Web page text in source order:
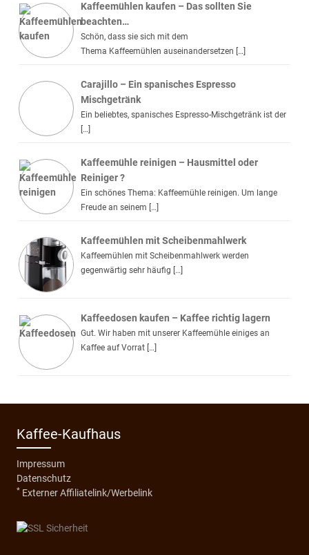
Kaffeemühlen kaufen – Das sollten Sie
beachten…
Schön, dass sie sich mit dem
Thema Kaffeemühlen auseinandersetzen […]
Carajillo – Ein spanisches Espresso
Mischgetränk
Ein beliebtes, spanisches Espresso-Mischgetränk ist der
[…]
Kaffeemühle reinigen – Hausmittel oder
Reiniger ?
Ein schönes Thema: Kaffeemühle reinigen. Um lange
Freude an seinem […]
Kaffeemühlen mit Scheibenmahlwerk
Kaffeemühlen mit Scheibenmahlwerk werden
gegenwärtig sehr häufig […]
Kaffeedosen kaufen – Kaffee richtig lagern
Gut. Wir haben mit unserer Kaffeemühle einiges an
Kaffee auf Vorrat […]
Kaffee-Kaufhaus
Impressum
Datenschutz
* Externer Affiliatelink/Werbelink